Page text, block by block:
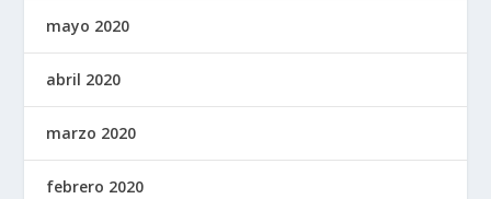
mayo 2020
abril 2020
marzo 2020
febrero 2020